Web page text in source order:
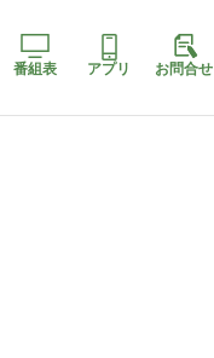
番組表 アプリ お問合せ